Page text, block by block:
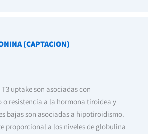
(CAPTACION)
uptake son asociadas con
resistencia a la hormona tiroidea y
bajas son asociadas a hipotiroidismo.
proporcional a los niveles de globulina